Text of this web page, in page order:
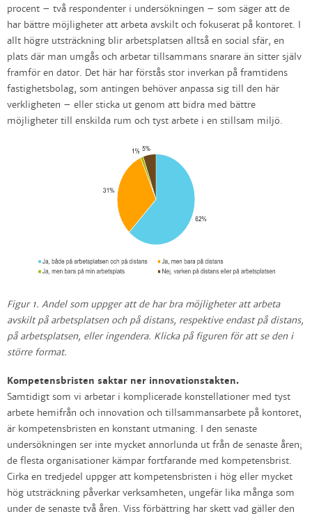
procent – två respondenter i undersökningen – som säger att de
har bättre möjligheter att arbeta avskilt och fokuserat på kontoret. I
allt högre utsträckning blir arbetsplatsen alltså en social sfär, en
plats där man umgås och arbetar tillsammans snarare än sitter själv
framför en dator. Det här har förstås stor inverkan på framtidens
fastighetsbolag, som antingen behöver anpassa sig till den här
verkligheten – eller sticka ut genom att bidra med bättre
möjligheter till enskilda rum och tyst arbete i en stillsam miljö.
Figur 1. Andel som uppger att de har bra möjligheter att arbeta
avskilt på arbetsplatsen och på distans, respektive endast på distans,
på arbetsplatsen, eller ingendera. Klicka på figuren för att se den i
större format.
Kompetensbristen saktar ner innovationstakten.
Samtidigt som vi arbetar i komplicerade konstellationer med tyst
arbete hemifrån och innovation och tillsammansarbete på kontoret,
är kompetensbristen en konstant utmaning. I den senaste
undersökningen ser inte mycket annorlunda ut från de senaste åren;
de flesta organisationer kämpar fortfarande med kompetensbrist.
Cirka en tredjedel uppger att kompetensbristen i hög eller mycket
hög utsträckning påverkar verksamheten, ungefär lika många som
under de senaste två åren. Viss förbättring har skett vad gäller den